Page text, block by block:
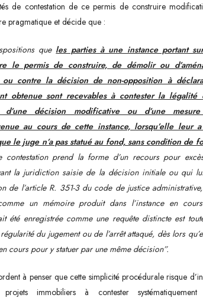
de contestation de ce permis de construire
pragmatique et décide que :
que les parties à une instance portant
le permis de construire, de démolir ou
contre la décision de non-opposition à
obtenue sont recevables à contester la légalité
d’une décision modificative ou d’une
au cours de cette instance, lorsqu’elle leur
le juge n’a pas statué au fond, sans condition de
contestation prend la forme d’un recours pour
la juridiction saisie de la décision initiale ou qui
de l’article R. 351-3 du code de justice
un mémoire produit dans l’instance en
été enregistrée comme une requête distincte est
du jugement ou de l’arrêt attaqué, dès lors
cours pour y statuer par une même décision”.
à penser que cette simplicité procédurale risque
immobiliers à contester systématiquement